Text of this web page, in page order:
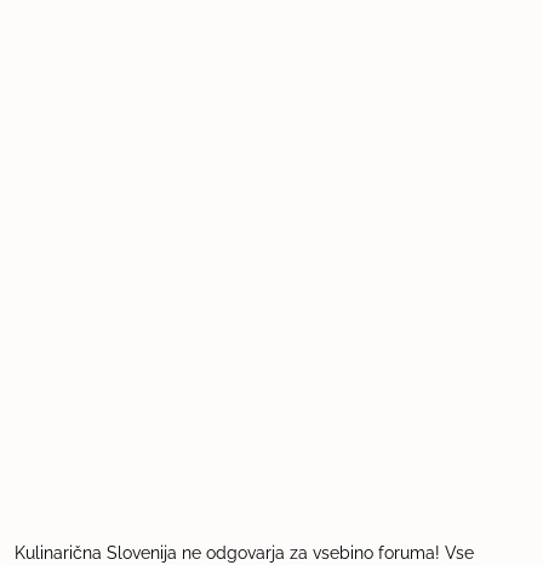
Kulinarična Slovenija ne odgovarja za vsebino foruma! Vse